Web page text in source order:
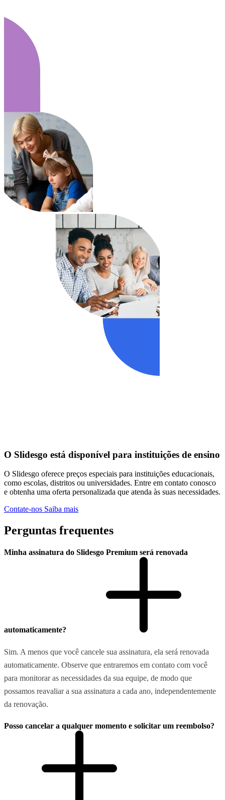
O Slidesgo está disponível para instituições de ensino
O Slidesgo oferece preços especiais para instituições educacionais,
como escolas, distritos ou universidades. Entre em contato conosco
e obtenha uma oferta personalizada que atenda às suas necessidades.
Contate-nos Saiba mais
Perguntas frequentes
Minha assinatura do Slidesgo Premium será renovada
automaticamente?
Sim. A menos que você cancele sua assinatura, ela será renovada
automaticamente. Observe que entraremos em contato com você
para monitorar as necessidades da sua equipe, de modo que
possamos reavaliar a sua assinatura a cada ano, independentemente
da renovação.
Posso cancelar a qualquer momento e solicitar um reembolso?